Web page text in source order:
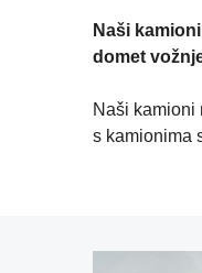
Naši
domet
Naši kamioni
s kamionima